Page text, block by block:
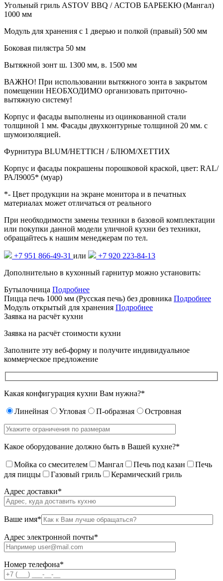
Угольный гриль ASTOV BBQ / АСТОВ БАРБЕКЮ (Мангал)
1000 мм
Модуль для хранения с 1 дверью и полкой (правый) 500 мм
Боковая пилястра 50 мм
Вытяжной зонт ш. 1300 мм, в. 1500 мм
ВАЖНО! При использовании вытяжного зонта в закрытом
помещении НЕОБХОДИМО организовать приточно-
вытяжную систему!
Корпус и фасады выполнены из оцинкованной стали
толщиной 1 мм. Фасады двухконтурные толщиной 20 мм. с
шумоизоляцией.
Фурнитура BLUM/HETTICH / БЛЮМ/ХЕТТИХ
Корпус и фасады покрашены порошковой краской, цвет: RAL/
РАЛ9005* (муар)
*- Цвет продукции на экране монитора и в печатных
материалах может отличаться от реального
При необходимости замены техники в базовой комплектации
или покупки данной модели уличной кухни без техники,
обращайтесь к нашим менеджерам по тел.
+7 951 866-49-31 или
+7 920 223-84-13
Дополнительно в кухонный гарнитур можно установить:
Бутылочница Подробнее
Пицца печь 1000 мм (Русская печь) без дровника Подробнее
Модуль открытый для хранения Подробнее
Заявка на расчёт кухни
Заявка на расчёт стоимости кухни
Заполните эту веб-форму и получите индивидуальное
коммерческое предложение
Какая конфигурация кухни Вам нужна?*
Линейная Угловая П-образная Островная
Какое оборудование должно быть в Вашей кухне?*
Мойка со смесителем Мангал Печь под казан
Печь
для пиццы
Газовый гриль
Керамический гриль
Адрес доставки*
Ваше имя*
Адрес электронной почты*
Номер телефона*